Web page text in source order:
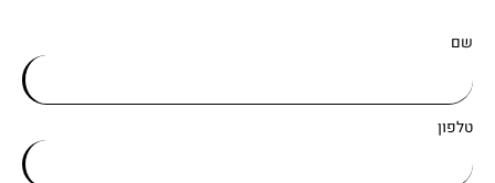
שם
טלפון